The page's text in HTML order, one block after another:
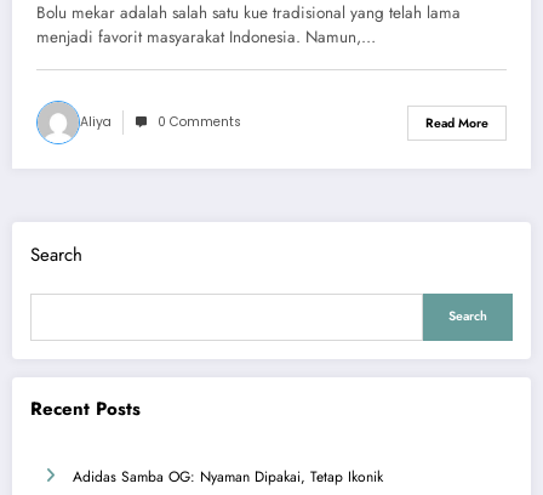
Bolu mekar adalah salah satu kue tradisional yang telah lama
menjadi favorit masyarakat Indonesia. Namun,…
Aliya 0 Comments Read More
Search
Search
Recent Posts
Adidas Samba OG: Nyaman Dipakai, Tetap Ikonik